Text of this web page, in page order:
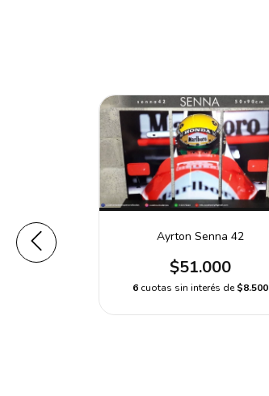
Ayrton Senna 42
$51.000
6 cuotas sin interés de$8.500